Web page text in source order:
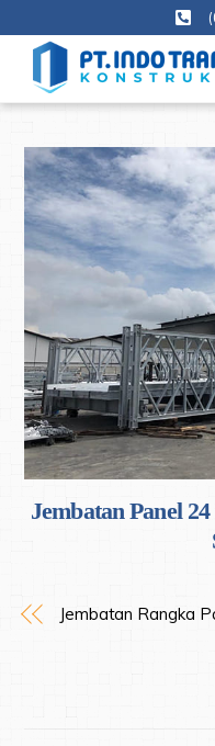
to
content
Jembatan Panel
Jembatan Rangka